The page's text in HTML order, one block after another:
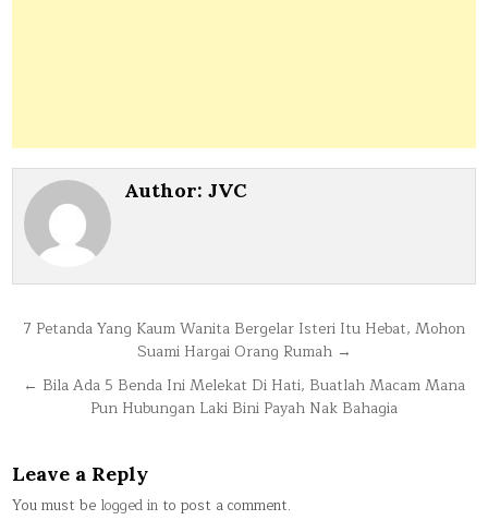
Author:JVC
Post
navigation
7 Petanda Yang Kaum Wanita Bergelar Isteri Itu Hebat, Mohon
Suami Hargai Orang Rumah →
← Bila Ada 5 Benda Ini Melekat Di Hati, Buatlah Macam Mana
Pun Hubungan Laki Bini Payah Nak Bahagia
Leave a Reply
You must be logged in to post a comment.